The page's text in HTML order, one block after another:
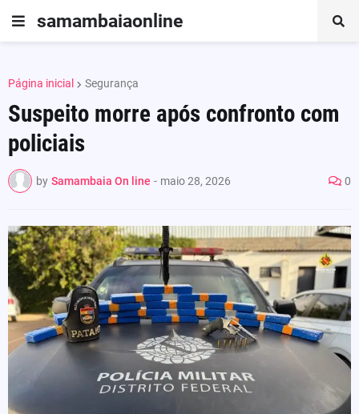
samambaiaonline
Página inicial Segurança
Suspeito morre após confronto com
policiais
by Samambaia On line - maio 28, 2026 0